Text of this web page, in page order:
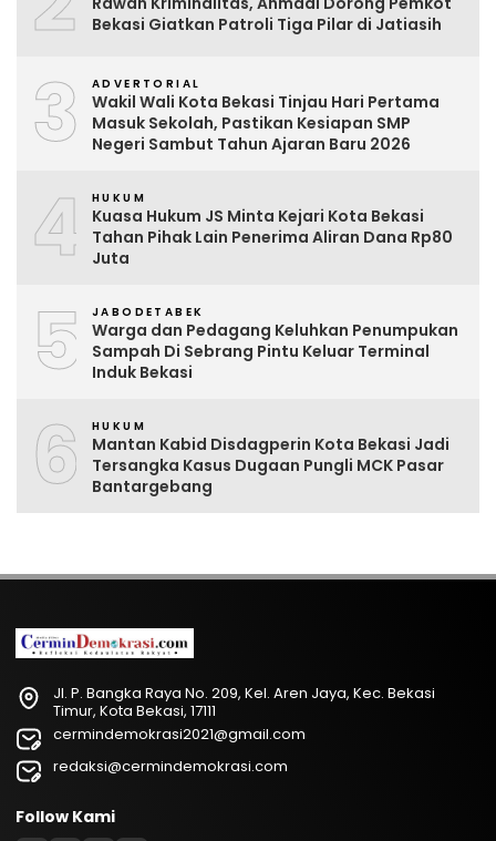
Bekasi Giatkan Patroli Tiga Pilar di Jatiasih
3 ADVERTORIAL
Wakil Wali Kota Bekasi Tinjau Hari Pertama
Masuk Sekolah, Pastikan Kesiapan SMP
Negeri Sambut Tahun Ajaran Baru 2026
4 HUKUM
Kuasa Hukum JS Minta Kejari Kota Bekasi
Tahan Pihak Lain Penerima Aliran Dana Rp80
Juta
5 JABODETABEK
Warga dan Pedagang Keluhkan Penumpukan
Sampah Di Sebrang Pintu Keluar Terminal
Induk Bekasi
6 HUKUM
Mantan Kabid Disdagperin Kota Bekasi Jadi
Tersangka Kasus Dugaan Pungli MCK Pasar
Bantargebang
Jl. P. Bangka Raya No. 209, Kel. Aren Jaya, Kec. Bekasi
Timur, Kota Bekasi, 17111
cermindemokrasi2021@gmail.com
redaksi@cermindemokrasi.com
Follow Kami